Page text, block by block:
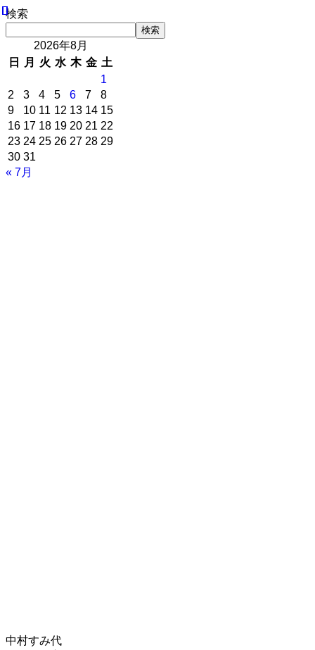
検索
検索
2026年8月
日
月 火 水 木 金 土
1
2
3 4 5 6 7
8
9
10 11 12 13 14 15
16 17 18 19 20 21 22
23 24 25 26 27 28 29
30 31
« 7月
中村すみ代